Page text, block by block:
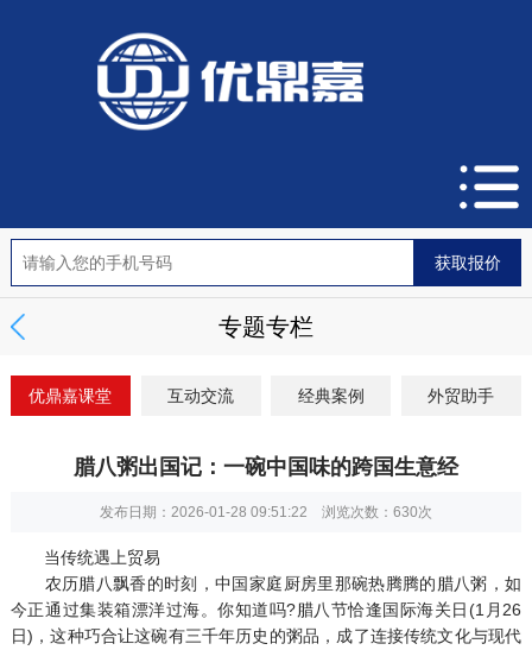
专题专栏
优鼎嘉课堂 互动交流 经典案例 外贸助手
腊八粥出国记：一碗中国味的跨国生意经
发布日期：2026-01-28 09:51:22 浏览次数： 630次
当传统遇上贸易
农历腊八飘香的时刻，中国家庭厨房里那碗热腾腾的腊八粥，如
今正通过集装箱漂洋过海。你知道吗?腊八节恰逢国际海关日(1月26
日)，这种巧合让这碗有三千年历史的粥品，成了连接传统文化与现代